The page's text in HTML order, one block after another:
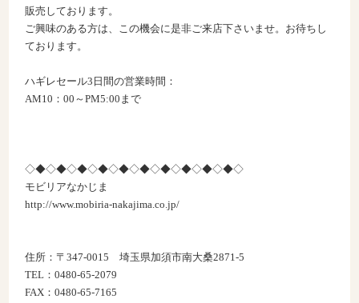
販売しております。
ご興味のある方は、この機会に是非ご来店下さいませ。お待ちし
ております。
ハギレセール3日間の営業時間：
AM10：00～PM5:00まで
◇◆◇◆◇◆◇◆◇◆◇◆◇◆◇◆◇◆◇◆◇
モビリアなかじま
http://www.mobiria-nakajima.co.jp/
住所：〒347-0015 埼玉県加須市南大桑2871-5
TEL：0480-65-2079
FAX：0480-65-7165